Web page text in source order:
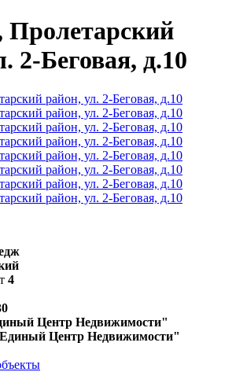
Пролетарский
2-Беговая, д.10
4
Центр Недвижимости"
Центр Недвижимости"